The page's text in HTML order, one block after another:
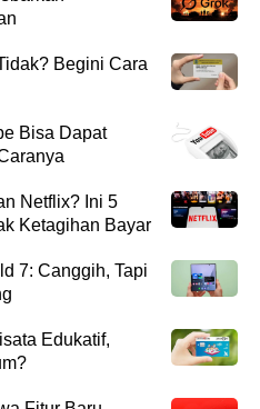
Begini Cara
Bisa Dapat
Netflix? Ini 5
Ketagihan Bayar
7: Canggih, Tapi
Edukatif,